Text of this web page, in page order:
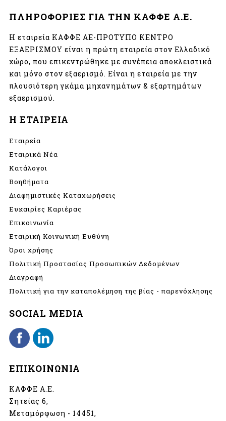
ΠΛΗΡΟΦΟΡΙΕΣ ΓΙΑ ΤΗΝ ΚΑΦΦΕ Α.Ε.
Η εταιρεία ΚΑΦΦΕ ΑΕ-ΠΡΟΤΥΠΟ ΚΕΝΤΡΟ
ΕΞΑΕΡΙΣΜΟΥ είναι η πρώτη εταιρεία στον Ελλαδικό
χώρο, που επικεντρώθηκε με συνέπεια αποκλειστικά
και μόνο στον εξαερισμό. Είναι η εταιρεία με την
πλουσιότερη γκάμα μηχανημάτων & εξαρτημάτων
εξαερισμού.
Η ΕΤΑΙΡΕΙΑ
Εταιρεία
Εταιρικά Νέα
Κατάλογοι
Βοηθήματα
Διαφημιστικές Καταχωρήσεις
Ευκαιρίες Καριέρας
Επικοινωνία
Εταιρική Κοινωνική Ευθύνη
Όροι χρήσης
Πολιτική Προστασίας Προσωπικών Δεδομένων
Διαγραφή
Πολιτική για την καταπολέμηση της βίας - παρενόχλησης
SOCIAL MEDIA
ΕΠΙΚΟΙΝΩΝΙΑ
ΚΑΦΦΕ Α.Ε.
Σητείας 6,
Μεταμόρφωση - 14451,